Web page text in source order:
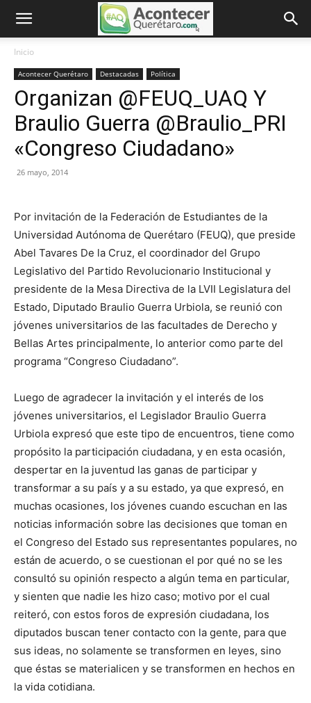
Inicio
Acontecer Querétaro Destacadas Política
Organizan @FEUQ_UAQ Y
Braulio Guerra @Braulio_PRI
«Congreso Ciudadano»
26 mayo, 2014
Por invitación de la Federación de Estudiantes de la
Universidad Autónoma de Querétaro (FEUQ), que preside
Abel Tavares De la Cruz, el coordinador del Grupo
Legislativo del Partido Revolucionario Institucional y
presidente de la Mesa Directiva de la LVII Legislatura del
Estado, Diputado Braulio Guerra Urbiola, se reunió con
jóvenes universitarios de las facultades de Derecho y
Bellas Artes principalmente, lo anterior como parte del
programa “Congreso Ciudadano”.
Luego de agradecer la invitación y el interés de los
jóvenes universitarios, el Legislador Braulio Guerra
Urbiola expresó que este tipo de encuentros, tiene como
propósito la participación ciudadana, y en esta ocasión,
despertar en la juventud las ganas de participar y
transformar a su país y a su estado, ya que expresó, en
muchas ocasiones, los jóvenes cuando escuchan en las
noticias información sobre las decisiones que toman en
el Congreso del Estado sus representantes populares, no
están de acuerdo, o se cuestionan el por qué no se les
consultó su opinión respecto a algún tema en particular,
y sienten que nadie les hizo caso; motivo por el cual
reiteró, con estos foros de expresión ciudadana, los
diputados buscan tener contacto con la gente, para que
sus ideas, no solamente se transformen en leyes, sino
que éstas se materialicen y se transformen en hechos en
la vida cotidiana.